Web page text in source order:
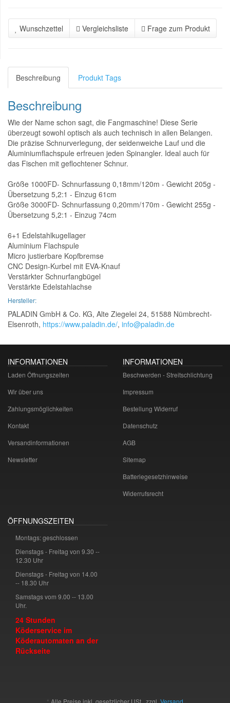
Wunschzettel Vergleichsliste Frage zum Produkt
Beschreibung Produkt Tags
Beschreibung
Wie der Name schon sagt, die Fangmaschine! Diese Serie
überzeugt sowohl optisch als auch technisch in allen Belangen.
Die präzise Schnurverlegung, der seidenweiche Lauf und die
Aluminiumflachspule erfreuen jeden Spinangler. Ideal auch für
das Fischen mit geflochtener Schnur.
Größe 1000FD- Schnurfassung 0,18mm/120m - Gewicht 205g -
Übersetzung 5,2:1 - Einzug 61cm
Größe 3000FD- Schnurfassung 0,20mm/170m - Gewicht 255g -
Übersetzung 5,2:1 - Einzug 74cm
6+1 Edelstahlkugellager
Aluminium Flachspule
Micro justierbare Kopfbremse
CNC Design-Kurbel mit EVA-Knauf
Verstärkter Schnurfangbügel
Verstärkte Edelstahlachse
Hersteller:
PALADIN GmbH & Co. KG, Alte Ziegelei 24, 51588 Nümbrecht-
Elsenroth, https://www.paladin.de/, info@paladin.de
INFORMATIONEN
Laden Öffnungszeiten
Wir über uns
Zahlungsmöglichkeiten
Kontakt
Versandinformationen
Newsletter
INFORMATIONEN
Beschwerden - Streitschlichtung
Impressum
Bestellung Widerruf
Datenschutz
AGB
Sitemap
Batteriegesetzhinweise
Widerrufsrecht
ÖFFNUNGSZEITEN
Montags: geschlossen
Dienstags - Freitag von 9.30 --
12.30 Uhr
Dienstags - Freitag von 14.00
-- 18.30 Uhr
Samstags vom 9.00 -- 13.00
Uhr.
24 Stunden
Köderservice im
Köderautomaten an der
Rückseite
* Alle Preise inkl. gesetzlicher USt., zzgl. Versand